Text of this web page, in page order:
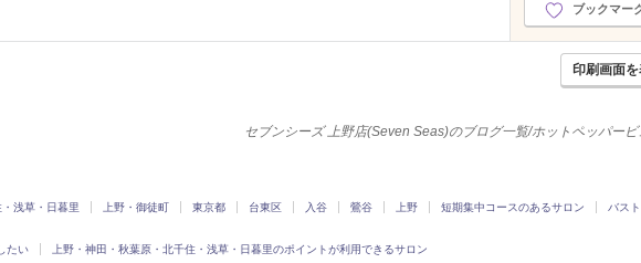
2020年1月分 （9）
2019年12月分（27）
2019年11月分（19）
2019年10月分（1）
ブックマー
印刷画面
セブンシーズ 上野店(Seven Seas)のブログ一覧/ホットペッパー
・浅草・日暮里 上野・御徒町 東京都 台東区 入谷 鶯谷 上野 短期集中コースのあるサロン バス
たい 上野・神田・秋葉原・北千住・浅草・日暮里のポイントが利用できるサロン